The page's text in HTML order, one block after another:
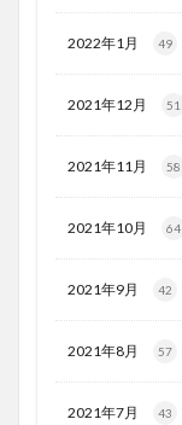
2022年1月 49
2021年12月 51
2021年11月 58
2021年10月 64
2021年9月 42
2021年8月 57
2021年7月 43